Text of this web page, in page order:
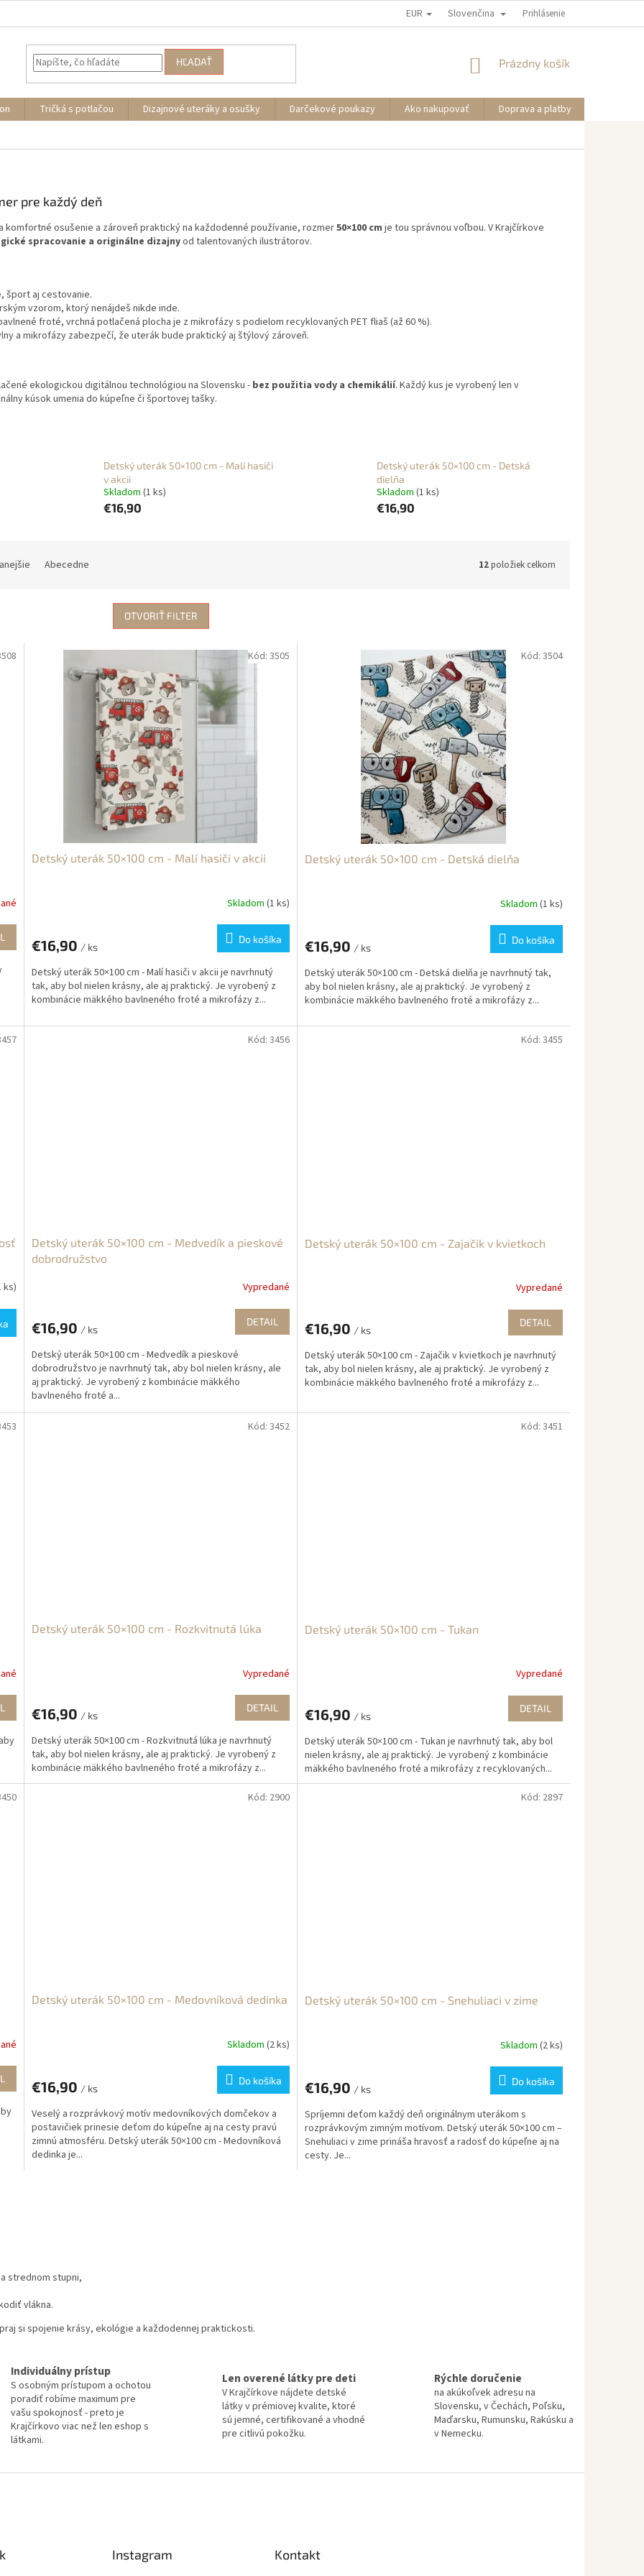
EUR Slovenčina Prihlásenie
HĽADAŤ
NÁKUPNÝ
Prázdny košík
Tričká s potlačou Dizajnové uteráky a osušky Darčekové poukazy Ako nakupovať Doprava a platby
pre každý deň
osušenie a zároveň praktický na každodenné používanie, rozmer50×100 cm je tou správnou voľbou. V Krajčírkove
spracovanie a originálne dizajnyod talentovaných ilustrátorov.
šport aj cestovanie.
vzorom, ktorý nenájdeš nikde inde.
froté, vrchná potlačená plocha je z mikrofázy s podielom recyklovaných PET fliaš (až 60 %).
a mikrofázy zabezpečí, že uterák bude praktický aj štýlový zároveň.
ekologickou digitálnou technológiou na Slovensku - bez použitia vody a chemikálií. Každý kus je vyrobený len v
kúsok umenia do kúpeľne či športovej tašky.
Detský uterák 50×100 cm - Malí hasiči
v akcii
Skladom(1 ks)
€16,90
Detský uterák 50×100 cm - Detská
dielňa
Skladom (1 ks)
€16,90
Abecedne 12položiek celkom
OTVORIŤ FILTER
Detský uterák 50×100 cm - Malí hasiči v akcii
Skladom (1 ks)
€16,90 / ks
Do košíka
Detský uterák 50×100 cm - Malí hasiči v akcii je navrhnutý
tak, aby bol nielen krásny, ale aj praktický. Je vyrobený z
kombinácie mäkkého bavlneného froté a mikrofázy z...
Kód: 3505
Detský uterák 50×100 cm - Detská dielňa
Skladom (1 ks)
€16,90 / ks
Do košíka
Detský uterák 50×100 cm - Detská dielňa je navrhnutý tak,
aby bol nielen krásny, ale aj praktický. Je vyrobený z
kombinácie mäkkého bavlneného froté a mikrofázy z...
Kód: 3504
ks)
Detský uterák 50×100 cm - Medvedík a pieskové
dobrodružstvo
Vypredané
€16,90 / ks
DETAIL
Detský uterák 50×100 cm - Medvedík a pieskové
dobrodružstvo je navrhnutý tak, aby bol nielen krásny, ale
aj praktický. Je vyrobený z kombinácie mäkkého
bavlneného froté a...
Kód: 3456
Detský uterák 50×100 cm - Zajačik v kvietkoch
Vypredané
€16,90 / ks
DETAIL
Detský uterák 50×100 cm - Zajačik v kvietkoch je navrhnutý
tak, aby bol nielen krásny, ale aj praktický. Je vyrobený z
kombinácie mäkkého bavlneného froté a mikrofázy z...
Kód: 3455
Detský uterák 50×100 cm - Rozkvitnutá lúka
Vypredané
€16,90 / ks
DETAIL
Detský uterák 50×100 cm - Rozkvitnutá lúka je navrhnutý
tak, aby bol nielen krásny, ale aj praktický. Je vyrobený z
kombinácie mäkkého bavlneného froté a mikrofázy z...
Kód: 3452
Detský uterák 50×100 cm - Tukan
Vypredané
€16,90 / ks
DETAIL
Detský uterák 50×100 cm - Tukan je navrhnutý tak, aby bol
nielen krásny, ale aj praktický. Je vyrobený z kombinácie
mäkkého bavlneného froté a mikrofázy z recyklovaných...
Kód: 3451
Detský uterák 50×100 cm - Medovníková dedinka
Skladom (2 ks)
€16,90 / ks
Do košíka
Veselý a rozprávkový motív medovníkových domčekov a
postavičiek prinesie deťom do kúpeľne aj na cesty pravú
zimnú atmosféru. Detský uterák 50×100 cm - Medovníková
dedinka je...
Kód: 2900
Detský uterák 50×100 cm - Snehuliaci v zime
Skladom (2 ks)
€16,90 / ks
Do košíka
Spríjemni deťom každý deň originálnym uterákom s
rozprávkovým zimným motívom. Detský uterák 50×100 cm –
Snehuliaci v zime prináša hravosť a radosť do kúpeľne aj na
cesty. Je...
Kód: 2897
r
strednom stupni,
vlákna.
si spojenie krásy, ekológie a každodennej praktickosti.
Individuálny prístup
S osobným prístupom a ochotou
poradiť robíme maximum pre
vašu spokojnosť - preto je
Krajčírkovo viac než len eshop s
látkami.
Len overené látky pre deti
V Krajčírkove nájdete detské
látky v prémiovej kvalite, ktoré
sú jemné, certifikované a vhodné
pre citlivú pokožku.
Rýchle doručenie
na akúkoľvek adresu na
Slovensku, v Čechách, Poľsku,
Maďarsku, Rumunsku, Rakúsku a
v Nemecku.
Instagram Kontakt